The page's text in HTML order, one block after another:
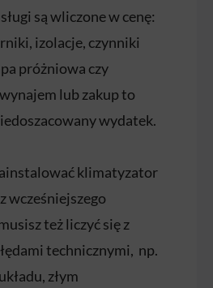
są wliczone w cenę:
izolacje, czynniki
próżniowa czy
lub zakup to
wydatek.
klimatyzator
wcześniejszego
też liczyć się z
technicznymi, np.
złym